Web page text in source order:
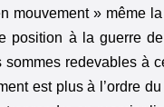
mouvement » même
position à la guerre
redevables à
est plus à l’ordre